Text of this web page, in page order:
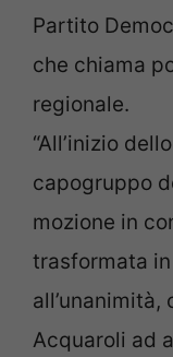
Partito
che chiama
regionale.
“All’inizio
capogruppo
mozione in
trasformata
Acquaroli ad